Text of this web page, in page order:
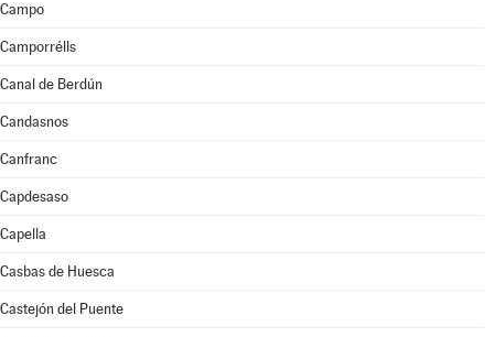
Campo
Camporrélls
Canal de Berdún
Candasnos
Canfranc
Capdesaso
Capella
Casbas de Huesca
Castejón del Puente